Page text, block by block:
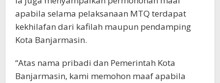
apabila selama pelaksanaan MTQ terdapat
kekhilafan dari kafilah maupun pendamping
Kota Banjarmasin.
“Atas nama pribadi dan Pemerintah Kota
Banjarmasin, kami memohon maaf apabila